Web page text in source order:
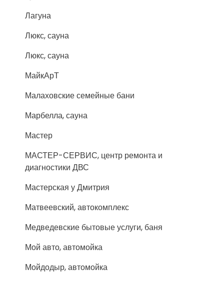
Лагуна
Люкс, сауна
Люкс, сауна
МайкАрТ
Малаховские семейные бани
Марбелла, сауна
Мастер
МАСТЕР-СЕРВИС, центр ремонта и
диагностики ДВС
Мастерская у Дмитрия
Матвеевский, автокомплекс
Медведевские бытовые услуги, баня
Мой авто, автомойка
Мойдодыр, автомойка